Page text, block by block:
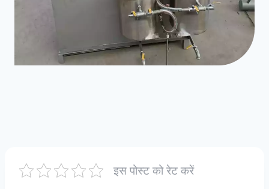
इस पोस्ट को रेट करें